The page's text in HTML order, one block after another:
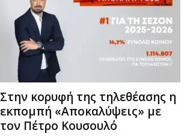
M
Στην κορυφή της τηλεθέασης η
εκπομπή «Αποκαλύψεις» με
τον Πέτρο Κουσουλό